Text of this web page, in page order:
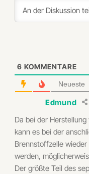
6 KOMMENTARE
Neueste
Edmund
Da bei der
kann es bei der
Brennstoffzelle
werden,
Der größte Teil des